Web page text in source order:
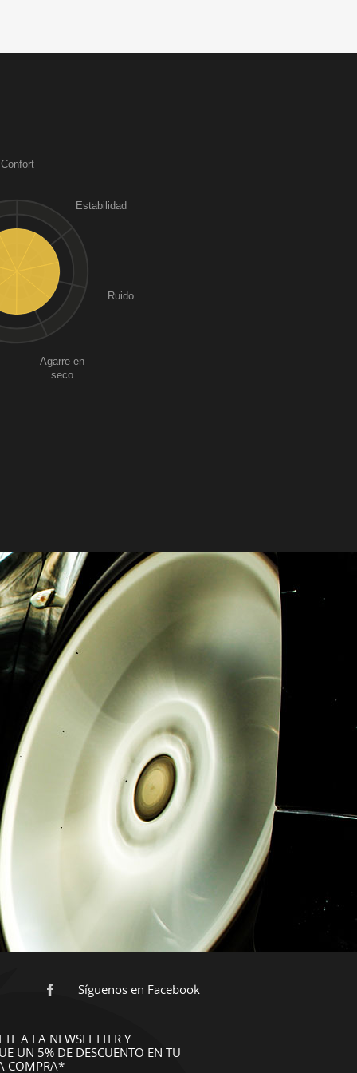
Confort
Estabilidad
Ruido
Agarre en
seco
Síguenos en Facebook
A LA NEWSLETTER Y
UN 5% DE DESCUENTO EN TU
COMPRA*